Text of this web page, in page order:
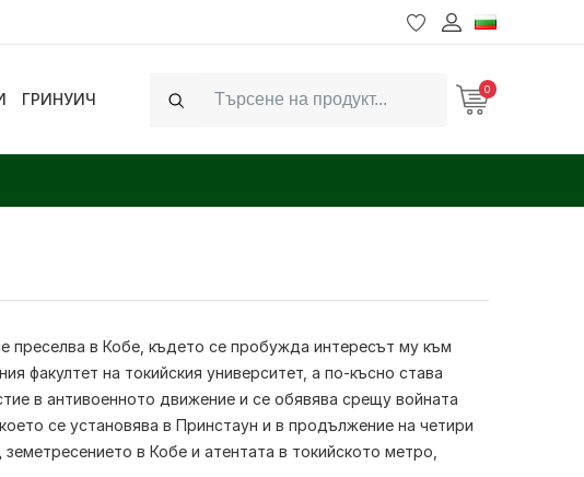
ГРИНУИЧ
Search
0
преселва в Кобе, където се пробужда интересът му към
факултет на токийския университет, а по-късно става
в антивоенното движение и се обявява срещу войната
се установява в Принстаун и в продължение на четири
в Кобе и атентата в токийското метро,